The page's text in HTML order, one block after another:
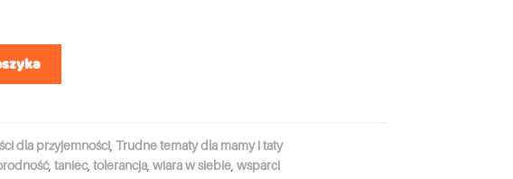
dla przyjemności, Trudne tematy dla mamy i taty
, taniec, tolerancja, wiara w siebie, wsparci